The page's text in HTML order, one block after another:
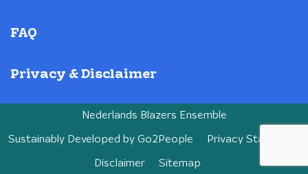
FAQ
Privacy & Disclaimer
Nederlands Blazers Ensemble
Sustainably Developed by Go2People Privacy Statement
Disclaimer Sitemap